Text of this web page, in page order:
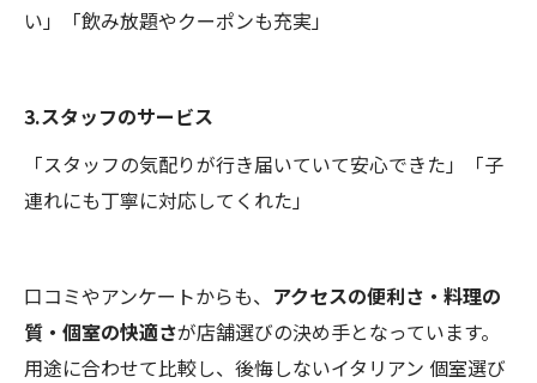
い」「飲み放題やクーポンも充実」
3.スタッフのサービス
「スタッフの気配りが行き届いていて安心できた」「子
連れにも丁寧に対応してくれた」
口コミやアンケートからも、 アクセスの便利さ・料理の
質・個室の快適さが店舗選びの決め手となっています。
用途に合わせて比較し、後悔しないイタリアン 個室選び